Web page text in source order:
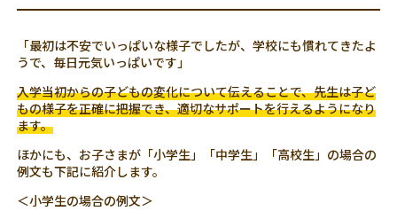
「最初は不安でいっぱいな様子でしたが、学校にも慣れてきたよ
うで、毎日元気いっぱいです」
入学当初からの子どもの変化について伝えることで、先生は子ど
もの様子を正確に把握でき、適切なサポートを行えるようになり
ます。
ほかにも、お子さまが「小学生」「中学生」「高校生」の場合の
例文も下記に紹介します。
＜小学生の場合の例文＞